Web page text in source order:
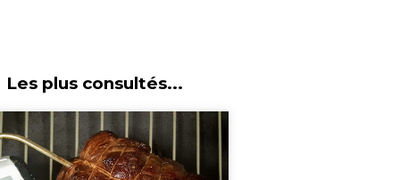
Les plus consultés...